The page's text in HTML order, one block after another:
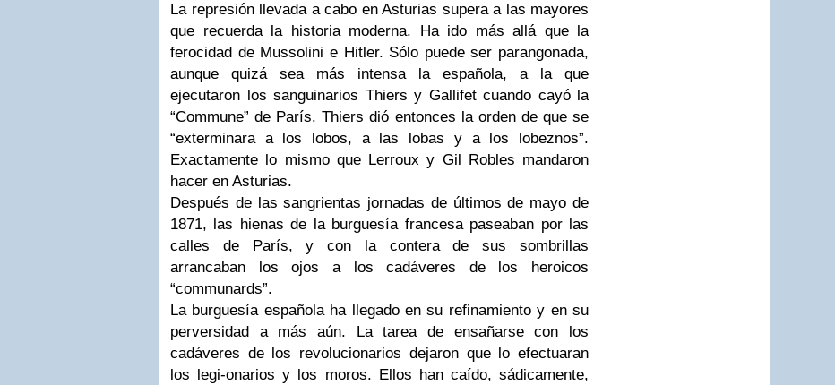
La represión llevada a cabo en Asturias supera a las mayores
que recuerda la historia moderna. Ha ido más allá que la
ferocidad de Mussolini e Hitler. Sólo puede ser parangonada,
aunque quizá sea más intensa la española, a la que
ejecutaron los sanguinarios Thiers y Gallifet cuando cayó la
“Commune” de París. Thiers dió entonces la orden de que se
“exterminara a los lobos, a las lobas y a los lobeznos”.
Exactamente lo mismo que Lerroux y Gil Robles mandaron
hacer en Asturias.
Después de las sangrientas jornadas de últimos de mayo de
1871, las hienas de la burguesía francesa paseaban por las
calles de París, y con la contera de sus sombrillas
arrancaban los ojos a los cadáveres de los heroicos
“communards”.
La burguesía española ha llegado en su refinamiento y en su
perversidad a más aún. La tarea de ensañarse con los
cadáveres de los revolucionarios dejaron que lo efectuaran
los legi-onarios y los moros. Ellos han caído, sádicamente,